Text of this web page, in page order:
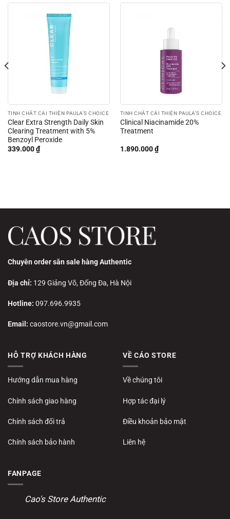
TINH CHẤT CẢI THIỆN PAULA’S CHOICE
Clear Extra Strength Daily Skin
Clearing Treatment with 5%
Benzoyl Peroxide
339.000₫
TINH CHẤT CẢI THIỆN PAULA’S CHOICE
Clinical Niacinamide 20%
Treatment
1.890.000₫
Chuyên order săn sale hàng Authentic
Địa chỉ: 129 Giảng Võ, Đống Đa, Hà Nội
Hotline: 097.696.9935
Email: caostore.vn@gmail.com
HỖ TRỢ KHÁCH HÀNG
Hướng dẫn mua hàng
Chính sách giao hàng
Chính sách đổi trả
Chính sách bảo hành
VỀ CÁO STORE
Về chúng tôi
Hợp tác đại lý
Điều khoản bảo mật
Liên hệ
FANPAGE
Cao's Store Authentic